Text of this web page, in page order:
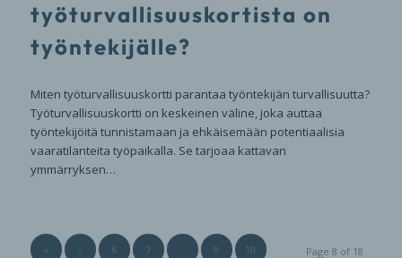
työturvallisuuskortista on
työntekijälle?
Miten työturvallisuuskortti parantaa työntekijän turvallisuutta?
Työturvallisuuskortti on keskeinen väline, joka auttaa
työntekijöitä tunnistamaan ja ehkäisemään potentiaalisia
vaaratilanteita työpaikalla. Se tarjoaa kattavan
ymmärryksen…
Page 8 of 18
« ‹ 6 7 9 10